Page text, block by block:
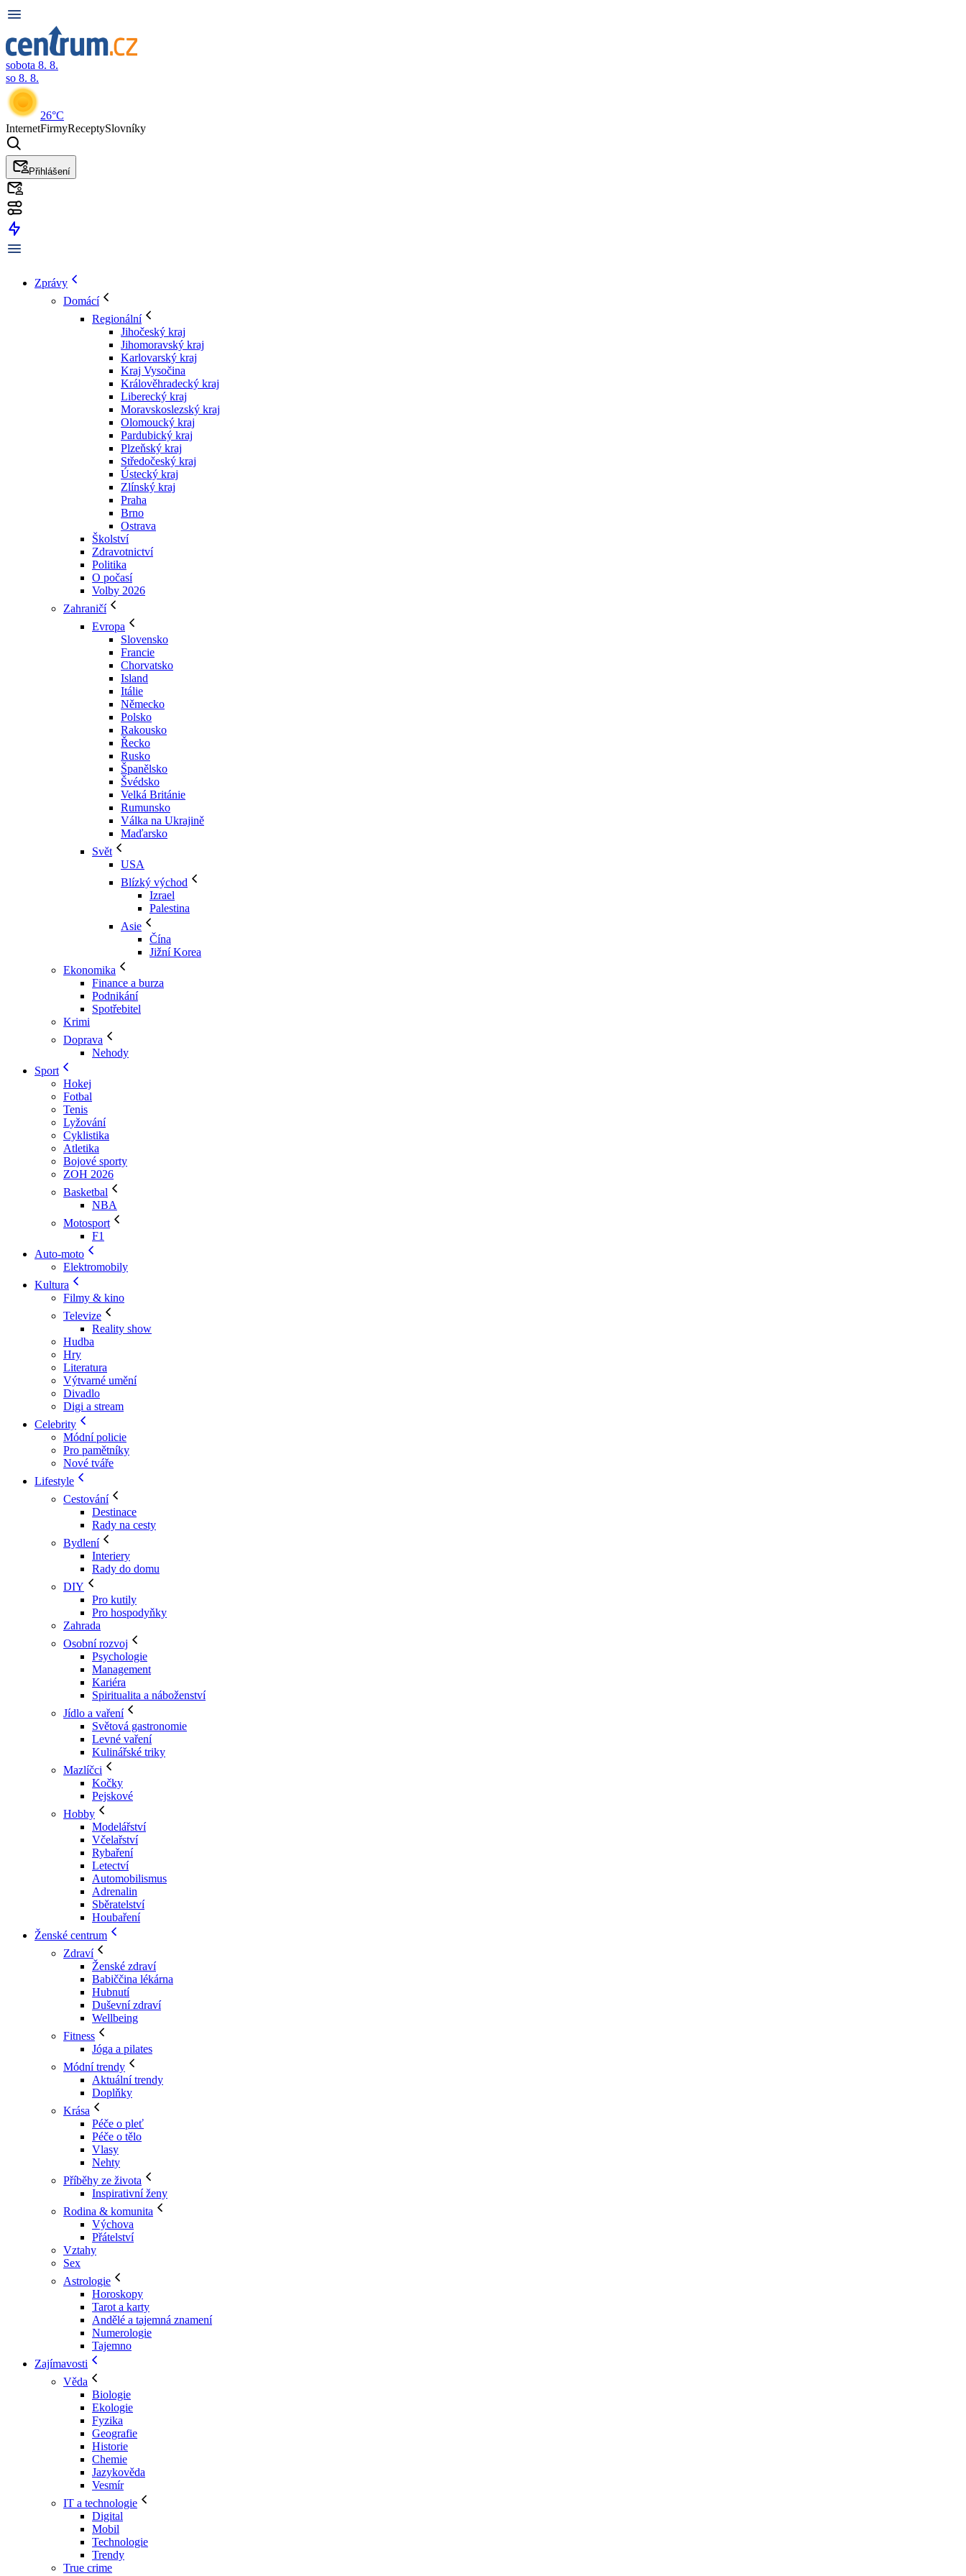
sobota 8. 8.
so 8. 8.
26°C
InternetFirmyReceptySlovníky
Přihlášení
Zprávy
Domácí
Regionální
Jihočeský kraj
Jihomoravský kraj
Karlovarský kraj
Kraj Vysočina
Králověhradecký kraj
Liberecký kraj
Moravskoslezský kraj
Olomoucký kraj
Pardubický kraj
Plzeňský kraj
Středočeský kraj
Ústecký kraj
Zlínský kraj
Praha
Brno
Ostrava
Školství
Zdravotnictví
Politika
O počasí
Volby 2026
Zahraničí
Evropa
Slovensko
Francie
Chorvatsko
Island
Itálie
Německo
Polsko
Rakousko
Řecko
Rusko
Španělsko
Švédsko
Velká Británie
Rumunsko
Válka na Ukrajině
Maďarsko
Svět
USA
Blízký východ
Izrael
Palestina
Asie
Čína
Jižní Korea
Ekonomika
Finance a burza
Podnikání
Spotřebitel
Krimi
Doprava
Nehody
Sport
Hokej
Fotbal
Tenis
Lyžování
Cyklistika
Atletika
Bojové sporty
ZOH 2026
Basketbal
NBA
Motosport
F1
Auto-moto
Elektromobily
Kultura
Filmy & kino
Televize
Reality show
Hudba
Hry
Literatura
Výtvarné umění
Divadlo
Digi a stream
Celebrity
Módní policie
Pro pamětníky
Nové tváře
Lifestyle
Cestování
Destinace
Rady na cesty
Bydlení
Interiery
Rady do domu
DIY
Pro kutily
Pro hospodyňky
Zahrada
Osobní rozvoj
Psychologie
Management
Kariéra
Spiritualita a náboženství
Jídlo a vaření
Světová gastronomie
Levné vaření
Kulinářské triky
Mazlíčci
Kočky
Pejskové
Hobby
Modelářství
Včelařství
Rybaření
Letectví
Automobilismus
Adrenalin
Sběratelství
Houbaření
Ženské centrum
Zdraví
Ženské zdraví
Babiččina lékárna
Hubnutí
Duševní zdraví
Wellbeing
Fitness
Jóga a pilates
Módní trendy
Aktuální trendy
Doplňky
Krása
Péče o pleť
Péče o tělo
Vlasy
Nehty
Příběhy ze života
Inspirativní ženy
Rodina & komunita
Výchova
Přátelství
Vztahy
Sex
Astrologie
Horoskopy
Tarot a karty
Andělé a tajemná znamení
Numerologie
Tajemno
Zajímavosti
Věda
Biologie
Ekologie
Fyzika
Geografie
Historie
Chemie
Jazykověda
Vesmír
IT a technologie
Digital
Mobil
Technologie
Trendy
True crime